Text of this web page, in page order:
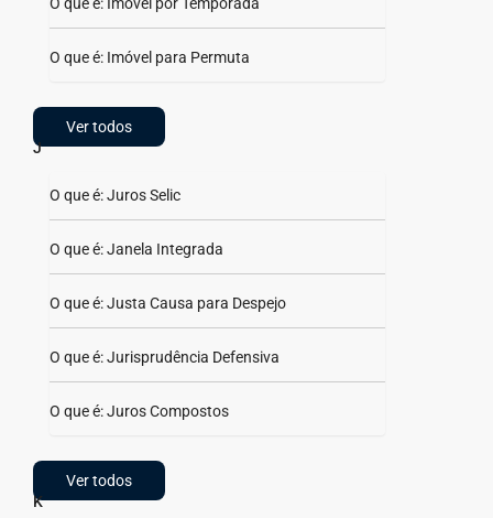
O que é: Imóvel para Permuta
Ver todos
J
O que é: Juros Selic
O que é: Janela Integrada
O que é: Justa Causa para Despejo
O que é: Jurisprudência Defensiva
O que é: Juros Compostos
Ver todos
K